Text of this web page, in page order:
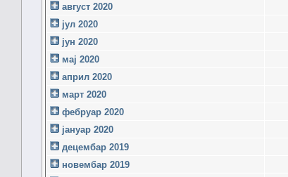
август 2020
јул 2020
јун 2020
мај 2020
април 2020
март 2020
фебруар 2020
јануар 2020
децембар 2019
новембар 2019